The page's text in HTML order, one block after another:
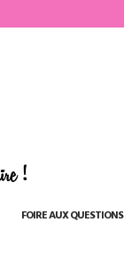
FOIRE AUX QUESTIONS